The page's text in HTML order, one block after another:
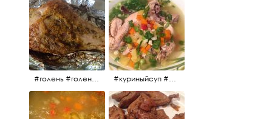
#голень #голеньиндейки #голеньиндейкивфольге #индейка #завтрак #еда #мясо #куриныйсуп #еда #ужин #можнокушать